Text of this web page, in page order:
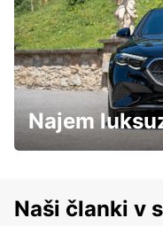
Najem
Naši članki v